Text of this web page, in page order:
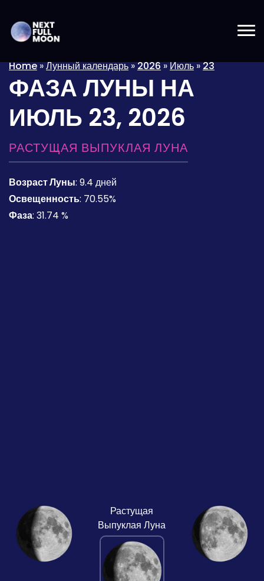
Home»Лунный календарь»2026»Июль»23
ФАЗА ЛУНЫ НА
ИЮЛЬ 23, 2026
РАСТУЩАЯ ВЫПУКЛАЯ ЛУНА
Возраст Луны: 9.4 дней
Освещенность: 70.55%
Фаза: 31.74 %
Растущая
Выпуклая Луна